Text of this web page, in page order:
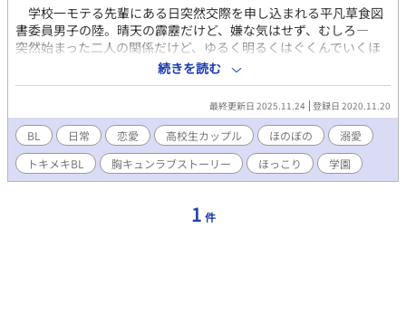
学校一モテる先輩にある日突然交際を申し込まれる平凡草食図
書委員男子の陸。晴天の霹靂だけど、嫌な気はせず、むしろ―
突然始まった二人の関係だけど、ゆるく明るくはぐくんでいくほ
のぼのきゅんなラブストーリー♪イケメン×地味メガネっ子ラブ
コメです♡ 初めて描き始めた長編漫画です！ 3話以降R指定にな
続きを読む
最終更新日 2025.11.24 登録日 2020.11.20
BL 日常 恋愛 高校生カップル ほのぼの
溺愛
トキメキBL
胸キュンラブストーリー ほっこり 学園
1 件